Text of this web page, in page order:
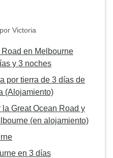
Victoria
en Melbourne
y 3 noches
por tierra de 3 días de
(Alojamiento)
Great Ocean Road y
(en alojamiento)
en 3 días